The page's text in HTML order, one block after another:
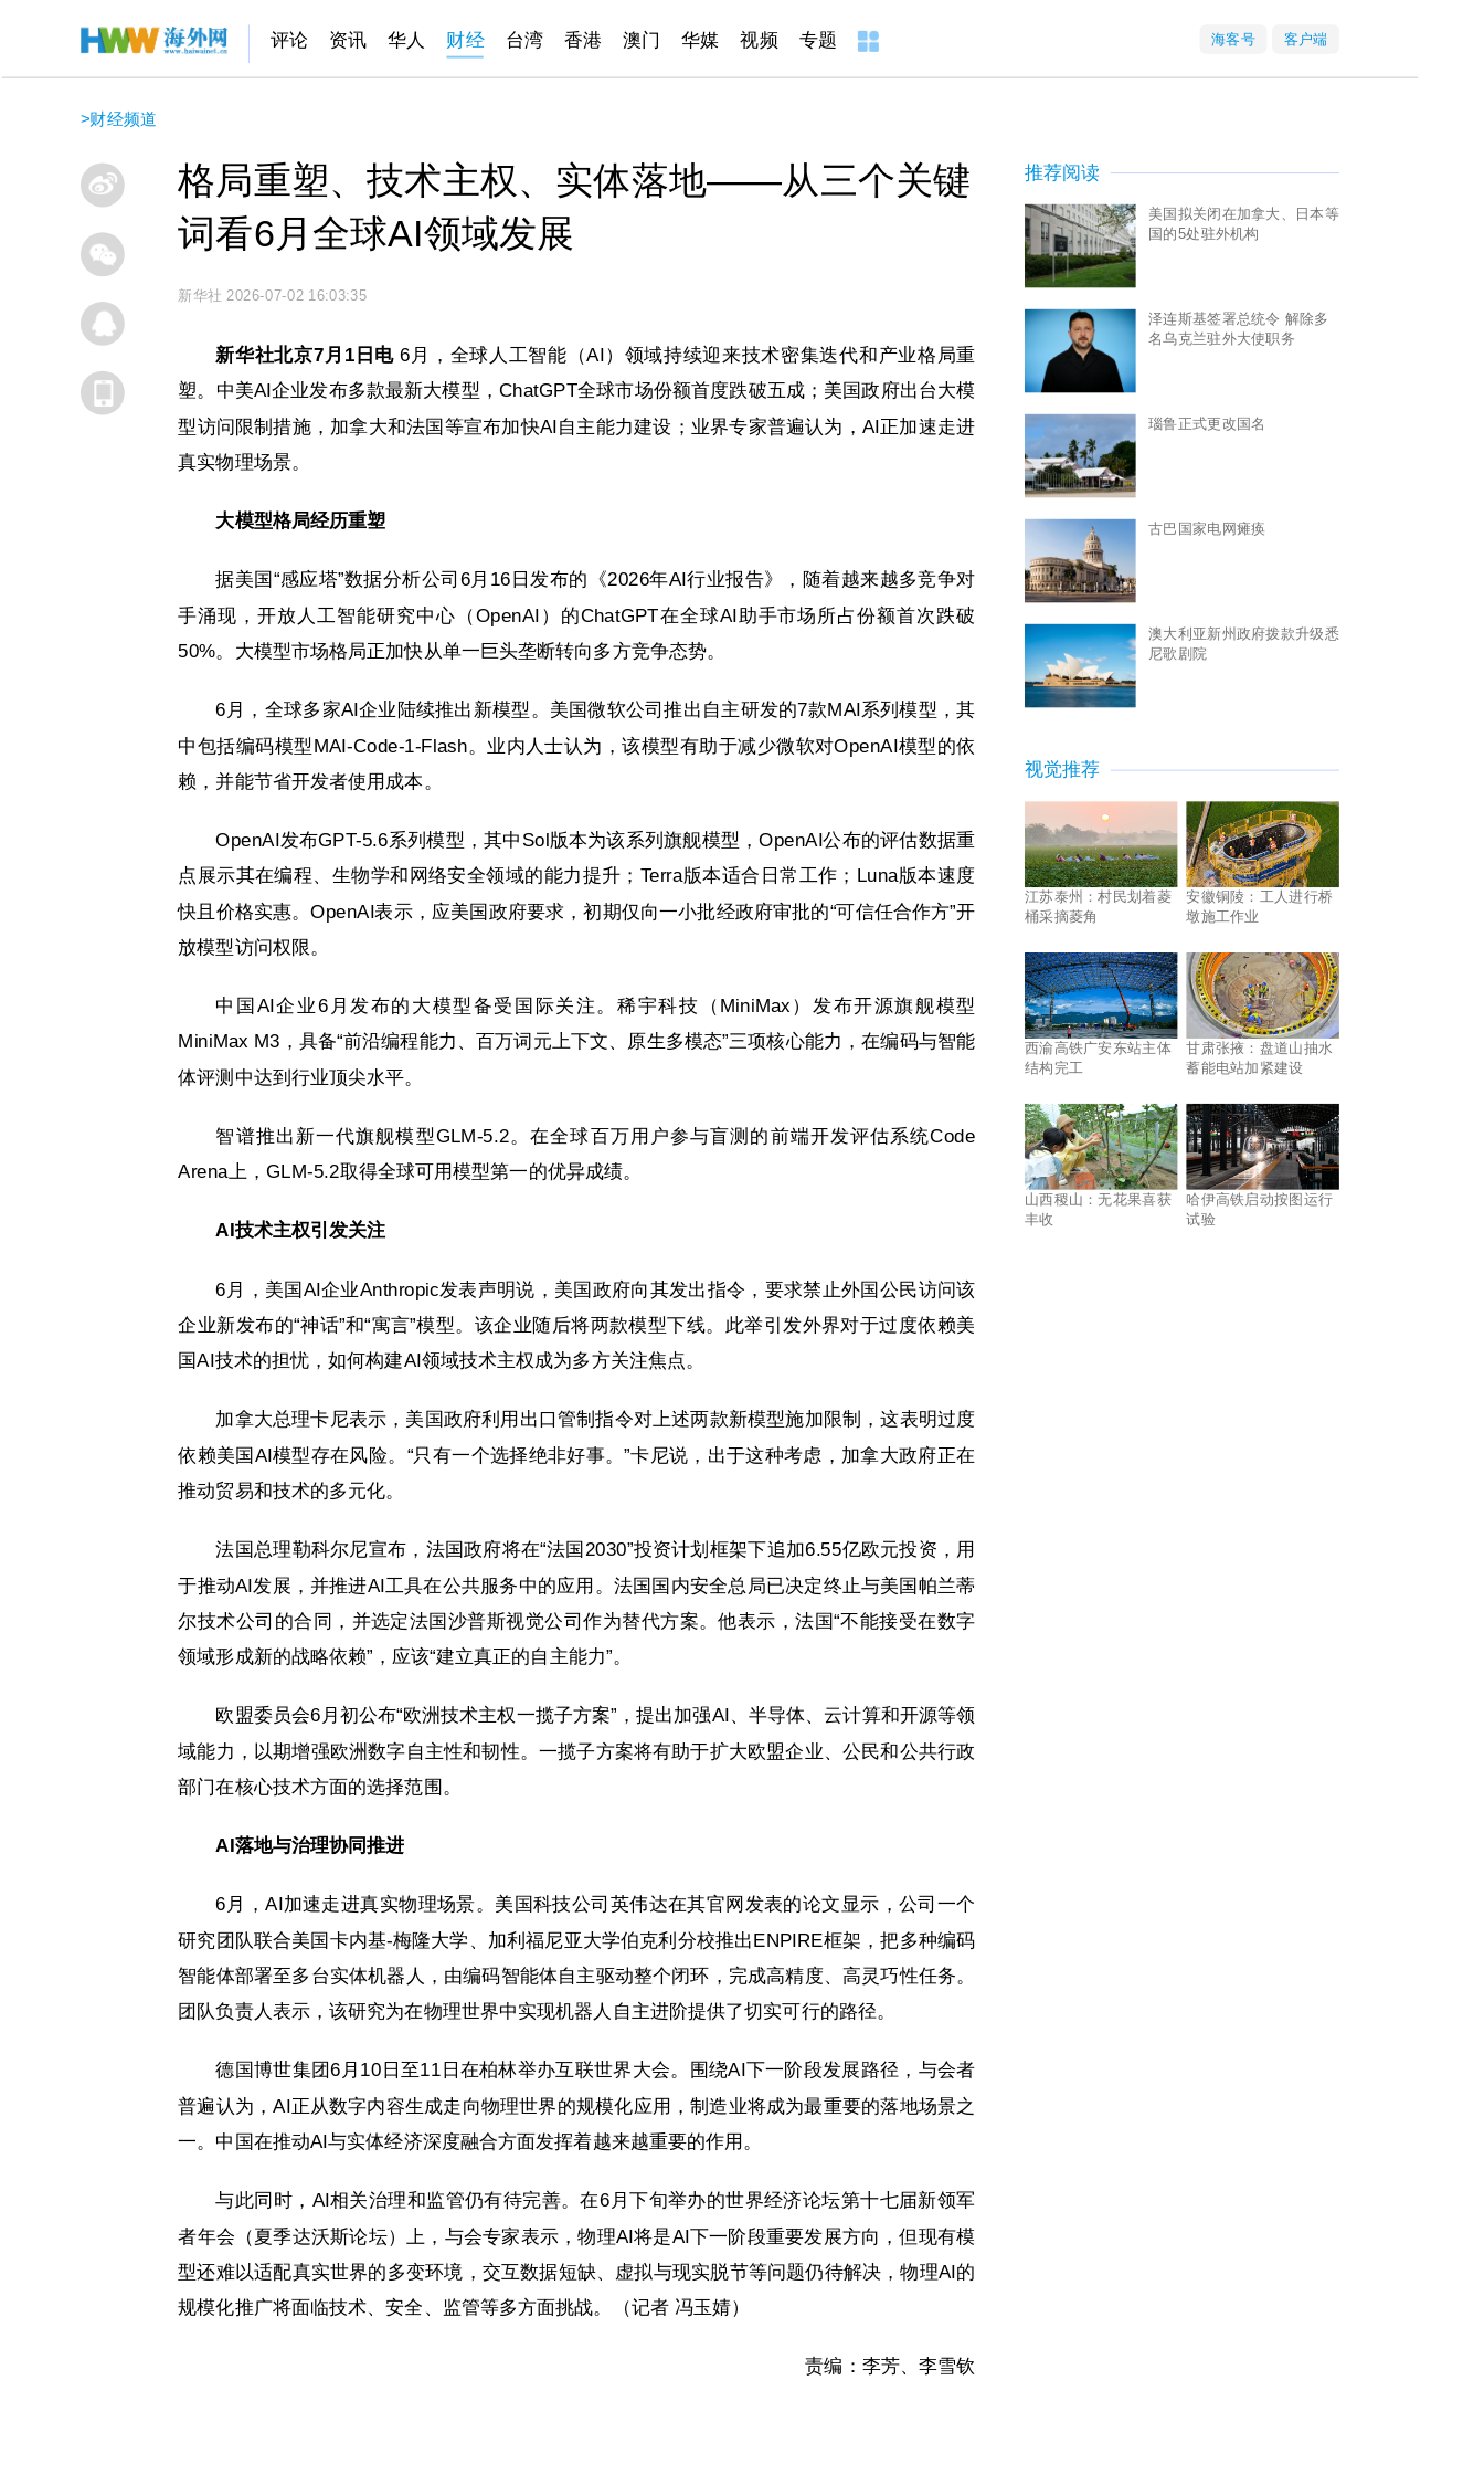
评论 资讯 华人 财经 台湾 香港 澳门 华媒 视频 专题 海客号 客户端
>财经频道
格局重塑、技术主权、实体落地——从三个关键
词看6月全球AI领域发展
新华社 2026-07-02 16:03:35
新华社北京7月1日电6月，全球人工智能（AI）领域持续迎来技术密集迭代和产业格局重
塑。中美AI企业发布多款最新大模型，ChatGPT全球市场份额首度跌破五成；美国政府出台大模
型访问限制措施，加拿大和法国等宣布加快AI自主能力建设；业界专家普遍认为，AI正加速走进
真实物理场景。
大模型格局经历重塑
据美国“感应塔”数据分析公司6月16日发布的《2026年AI行业报告》，随着越来越多竞争对
手涌现，开放人工智能研究中心（OpenAI）的ChatGPT在全球AI助手市场所占份额首次跌破
50%。大模型市场格局正加快从单一巨头垄断转向多方竞争态势。
6月，全球多家AI企业陆续推出新模型。美国微软公司推出自主研发的7款MAI系列模型，其
中包括编码模型MAI-Code-1-Flash。业内人士认为，该模型有助于减少微软对OpenAI模型的依
赖，并能节省开发者使用成本。
OpenAI发布GPT-5.6系列模型，其中Sol版本为该系列旗舰模型，OpenAI公布的评估数据重
点展示其在编程、生物学和网络安全领域的能力提升；Terra版本适合日常工作；Luna版本速度
快且价格实惠。OpenAI表示，应美国政府要求，初期仅向一小批经政府审批的“可信任合作方”开
放模型访问权限。
中国AI企业6月发布的大模型备受国际关注。稀宇科技（MiniMax）发布开源旗舰模型
MiniMax M3，具备“前沿编程能力、百万词元上下文、原生多模态”三项核心能力，在编码与智能
体评测中达到行业顶尖水平。
智谱推出新一代旗舰模型GLM-5.2。在全球百万用户参与盲测的前端开发评估系统Code
Arena上，GLM-5.2取得全球可用模型第一的优异成绩。
AI技术主权引发关注
6月，美国AI企业Anthropic发表声明说，美国政府向其发出指令，要求禁止外国公民访问该
企业新发布的“神话”和“寓言”模型。该企业随后将两款模型下线。此举引发外界对于过度依赖美
国AI技术的担忧，如何构建AI领域技术主权成为多方关注焦点。
加拿大总理卡尼表示，美国政府利用出口管制指令对上述两款新模型施加限制，这表明过度
依赖美国AI模型存在风险。“只有一个选择绝非好事。”卡尼说，出于这种考虑，加拿大政府正在
推动贸易和技术的多元化。
法国总理勒科尔尼宣布，法国政府将在“法国2030”投资计划框架下追加6.55亿欧元投资，用
于推动AI发展，并推进AI工具在公共服务中的应用。法国国内安全总局已决定终止与美国帕兰蒂
尔技术公司的合同，并选定法国沙普斯视觉公司作为替代方案。他表示，法国“不能接受在数字
领域形成新的战略依赖”，应该“建立真正的自主能力”。
欧盟委员会6月初公布“欧洲技术主权一揽子方案”，提出加强AI、半导体、云计算和开源等领
域能力，以期增强欧洲数字自主性和韧性。一揽子方案将有助于扩大欧盟企业、公民和公共行政
部门在核心技术方面的选择范围。
AI落地与治理协同推进
6月，AI加速走进真实物理场景。美国科技公司英伟达在其官网发表的论文显示，公司一个
研究团队联合美国卡内基-梅隆大学、加利福尼亚大学伯克利分校推出ENPIRE框架，把多种编码
智能体部署至多台实体机器人，由编码智能体自主驱动整个闭环，完成高精度、高灵巧性任务。
团队负责人表示，该研究为在物理世界中实现机器人自主进阶提供了切实可行的路径。
德国博世集团6月10日至11日在柏林举办互联世界大会。围绕AI下一阶段发展路径，与会者
普遍认为，AI正从数字内容生成走向物理世界的规模化应用，制造业将成为最重要的落地场景之
一。中国在推动AI与实体经济深度融合方面发挥着越来越重要的作用。
与此同时，AI相关治理和监管仍有待完善。在6月下旬举办的世界经济论坛第十七届新领军
者年会（夏季达沃斯论坛）上，与会专家表示，物理AI将是AI下一阶段重要发展方向，但现有模
型还难以适配真实世界的多变环境，交互数据短缺、虚拟与现实脱节等问题仍待解决，物理AI的
规模化推广将面临技术、安全、监管等多方面挑战。（记者 冯玉婧）
责编：李芳、李雪钦
推荐阅读
美国拟关闭在加拿大、日本等
国的5处驻外机构
泽连斯基签署总统令 解除多
名乌克兰驻外大使职务
瑙鲁正式更改国名
古巴国家电网瘫痪
澳大利亚新州政府拨款升级悉
尼歌剧院
视觉推荐
江苏泰州：村民划着菱
桶采摘菱角
安徽铜陵：工人进行桥
墩施工作业
西渝高铁广安东站主体
结构完工
甘肃张掖：盘道山抽水
蓄能电站加紧建设
山西稷山：无花果喜获
丰收
哈伊高铁启动按图运行
试验